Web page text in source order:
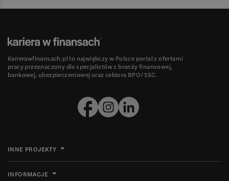
Karierawfinansach.pl to największy w Polsce portal z ofertami
pracy przeznaczony dla specjalistów z branży finansowej,
bankowej, ubezpieczeniowej oraz sektora BPO/SSC.
INNE PROJEKTY
INFORMACJE